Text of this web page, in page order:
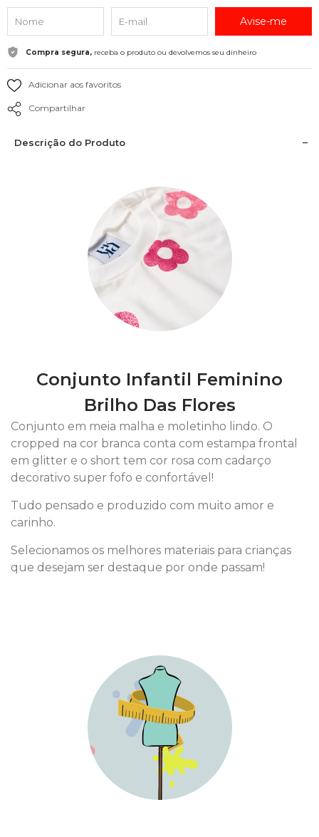
Avise-me
Compra segura, receba o produto ou devolvemos seu dinheiro
Adicionar aos favoritos
Compartilhar
Descrição do Produto
Conjunto Infantil Feminino
Brilho Das Flores
Conjunto em meia malha e moletinho lindo. O
cropped na cor branca conta com estampa frontal
em glitter e o short tem cor rosa com cadarço
decorativo super fofo e confortável!
Tudo pensado e produzido com muito amor e
carinho.
Selecionamos os melhores materiais para crianças
que desejam ser destaque por onde passam!